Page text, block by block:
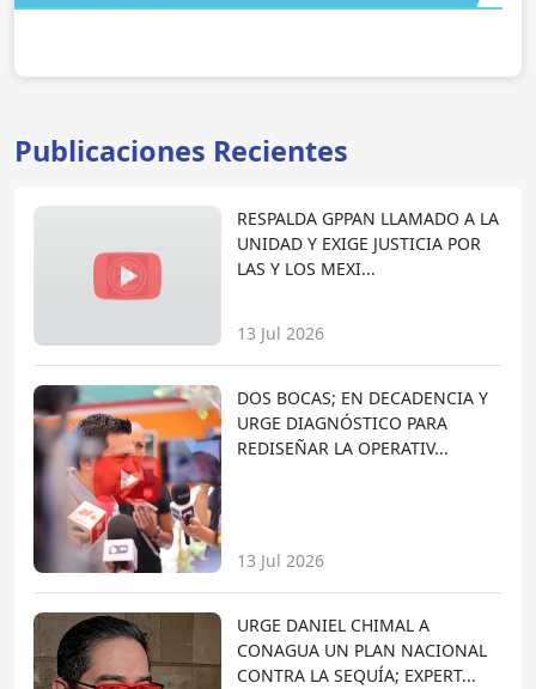
Publicaciones Recientes
RESPALDA GPPAN LLAMADO A LA
UNIDAD Y EXIGE JUSTICIA POR
LAS Y LOS MEXI...
13 Jul 2026
DOS BOCAS; EN DECADENCIA Y
URGE DIAGNÓSTICO PARA
REDISEÑAR LA OPERATIV...
13 Jul 2026
URGE DANIEL CHIMAL A
CONAGUA UN PLAN NACIONAL
CONTRA LA SEQUÍA; EXPERT...